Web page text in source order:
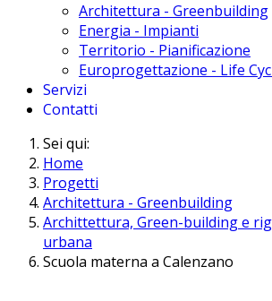
Architettura - Greenbuilding
Energia - Impianti
Territorio - Pianificazione
Europrogettazione - Life
Servizi
Contatti
Sei qui:
Home
Progetti
Architettura - Greenbuilding
Archittettura, Green-building e
urbana
Scuola materna a Calenzano